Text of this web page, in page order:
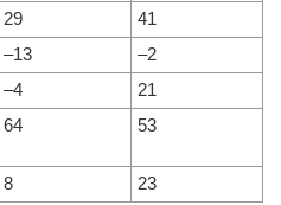
29
41
–13
–2
–4
21
64 53
8 23